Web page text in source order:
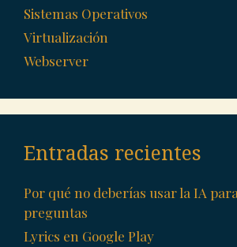
Sistemas Operativos
Virtualización
Webserver
Entradas recientes
Por qué no deberías usar la IA
preguntas
Lyrics en Google Play